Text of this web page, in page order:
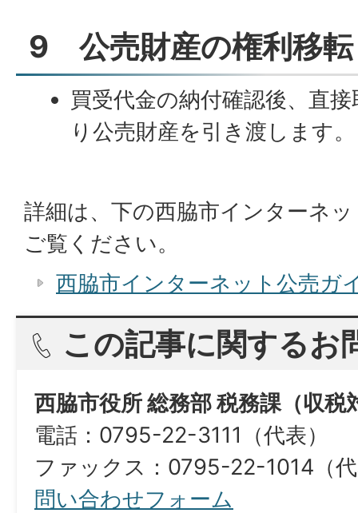
9 公売財産の権利移転
買受代金の納付確認後、直
り公売財産を引き渡します。
詳細は、下の西脇市インターネ
ご覧ください。
西脇市インターネット公売ガ
この記事に関するお
西脇市役所 総務部 税務課（収税
電話：0795-22-3111（代表）
ファックス：0795-22-1014（
問い合わせフォーム